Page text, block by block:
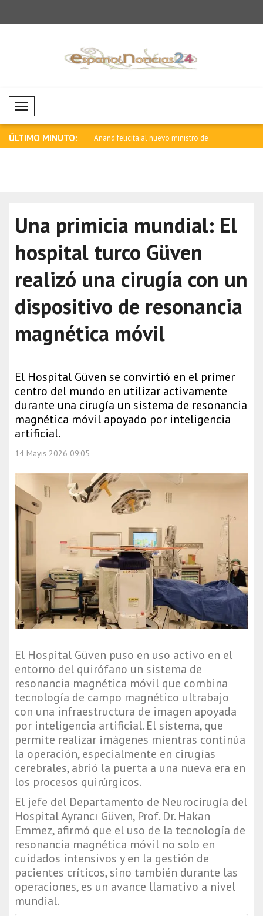
Mobil Menü
ÚLTIMO MINUTO:
aérea de Rusia Anand felicita al nuevo ministro de
Una primicia mundial: El
hospital turco Güven
realizó una cirugía con un
dispositivo de resonancia
magnética móvil
El Hospital Güven se convirtió en el primer
centro del mundo en utilizar activamente
durante una cirugía un sistema de resonancia
magnética móvil apoyado por inteligencia
artificial.
14 Mayıs 2026 09:05
El Hospital Güven puso en uso activo en el
entorno del quirófano un sistema de
resonancia magnética móvil que combina
tecnología de campo magnético ultrabajo
con una infraestructura de imagen apoyada
por inteligencia artificial. El sistema, que
permite realizar imágenes mientras continúa
la operación, especialmente en cirugías
cerebrales, abrió la puerta a una nueva era en
los procesos quirúrgicos.
El jefe del Departamento de Neurocirugía del
Hospital Ayrancı Güven, Prof. Dr. Hakan
Emmez, afirmó que el uso de la tecnología de
resonancia magnética móvil no solo en
cuidados intensivos y en la gestión de
pacientes críticos, sino también durante las
operaciones, es un avance llamativo a nivel
mundial.